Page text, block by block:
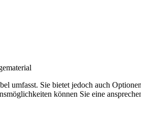
umfasst. Sie bietet jedoch auch
können Sie eine